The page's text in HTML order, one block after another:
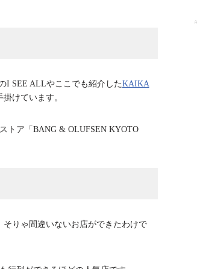
I SEE ALLやここでも紹介したKAIKA
けています。
トア「BANG & OLUFSEN KYOTO
りゃ間違いないお店ができたわけで